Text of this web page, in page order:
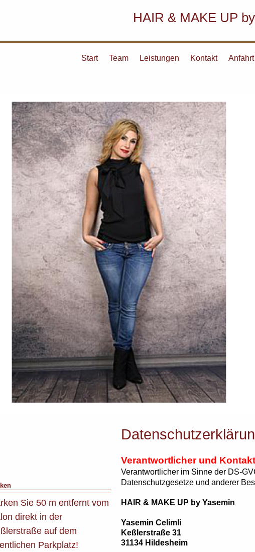
HAIR & MAKE UP
Start Team Leistungen Kontakt Anfahrt
Verantwortlicher und Kontakt
Verantwortlicher im Sinne der DS-
Datenschutzgesetze und anderer
HAIR & MAKE UP by Yasemin
Yasemin Celimli
Keßlerstraße 31
31134 Hildesheim
Sie 50 m entfernt vom
direkt in der
auf dem
Parkplatz!